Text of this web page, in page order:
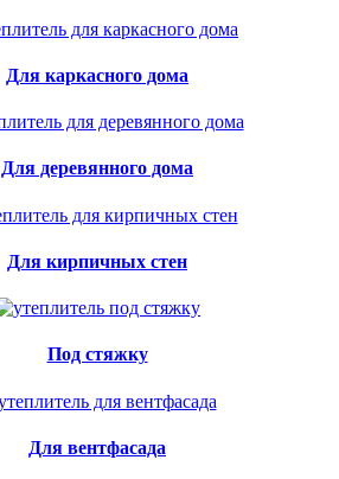
Для каркасного дома
Для деревянного дома
Для кирпичных стен
Под стяжку
Для вентфасада